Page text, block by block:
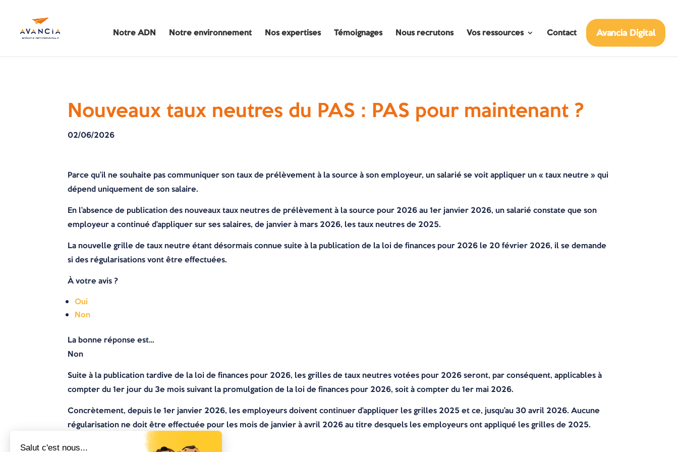
Notre ADN Notre environnement Nos expertises Témoignages Nous recrutons Vos ressources Contact Avancia Digital
Nouveaux taux neutres du PAS : PAS pour maintenant ?
02/06/2026
Parce qu’il ne souhaite pas communiquer son taux de prélèvement à la source à son employeur, un salarié se voit appliquer un « taux neutre » qui
dépend uniquement de son salaire.
En l’absence de publication des nouveaux taux neutres de prélèvement à la source pour 2026 au 1er janvier 2026, un salarié constate que son
employeur a continué d’appliquer sur ses salaires, de janvier à mars 2026, les taux neutres de 2025.
La nouvelle grille de taux neutre étant désormais connue suite à la publication de la loi de finances pour 2026 le 20 février 2026, il se demande
si des régularisations vont être effectuées.
À votre avis ?
Oui
Non
La bonne réponse est…
Non
Suite à la publication tardive de la loi de finances pour 2026, les grilles de taux neutres votées pour 2026 seront, par conséquent, applicables à
compter du 1er jour du 3e mois suivant la promulgation de la loi de finances pour 2026, soit à compter du 1er mai 2026.
Concrètement, depuis le 1er janvier 2026, les employeurs doivent continuer d’appliquer les grilles 2025 et ce, jusqu’au 30 avril 2026. Aucune
régularisation ne doit être effectuée pour les mois de janvier à avril 2026 au titre desquels les employeurs ont appliqué les grilles de 2025.